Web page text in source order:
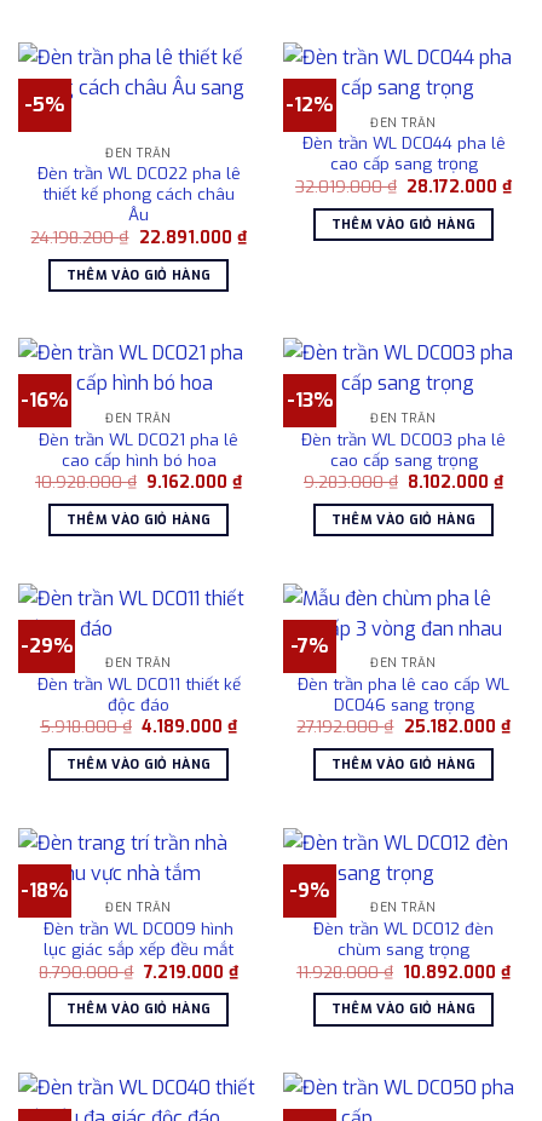
-5%
ĐÈN TRẦN
Đèn trần WL DC022 pha lê
thiết kế phong cách châu
Âu
24.198.200₫ Giá
là:
24.198.200 ₫.
22.891.000 ₫Giá
hiện
THÊM VÀO GIỎ HÀNG
-12%
ĐÈN TRẦN
Đèn trần WL DC044 pha lê
cao cấp sang trọng
32.019.000₫ Giá
là:
32.019.000 ₫.
28.172.000₫Giá
hiện
THÊM VÀO GIỎ HÀNG
-16%
ĐÈN TRẦN
Đèn trần WL DC021 pha lê
cao cấp hình bó hoa
10.928.000₫ Giá
là:
10.928.000 ₫.
9.162.000₫Giá
hiện
9.162.000 ₫.
THÊM VÀO GIỎ HÀNG
-13%
ĐÈN TRẦN
Đèn trần WL DC003 pha lê
cao cấp sang trọng
9.283.000₫ Giá
là:
9.283.000 ₫.
8.102.000₫Giá
hiện
THÊM VÀO GIỎ HÀNG
-29%
ĐÈN TRẦN
Đèn trần WL DC011 thiết kế
độc đáo
5.918.000₫ Giá
là:
5.918.000 ₫.
4.189.000₫Giá
hiện
4.189.000 ₫.
THÊM VÀO GIỎ HÀNG
-7%
ĐÈN TRẦN
Đèn trần pha lê cao cấp WL
DC046 sang trọng
27.192.000₫ Giá
là:
27.192.000 ₫.
25.182.000 ₫Giá
hiện
THÊM VÀO GIỎ HÀNG
-18%
ĐÈN TRẦN
Đèn trần WL DC009 hình
lục giác sắp xếp đều mắt
8.790.000₫ Giá
là:
8.790.000 ₫.
7.219.000 ₫Giá
hiện
7.219.000 ₫.
THÊM VÀO GIỎ HÀNG
-9%
ĐÈN TRẦN
Đèn trần WL DC012 đèn
chùm sang trọng
11.928.000₫ Giá
là:
11.928.000 ₫.
10.892.000₫Giá
hiện
THÊM VÀO GIỎ HÀNG